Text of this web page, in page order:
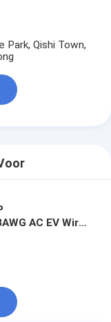
Park, Qishi Town,
AC EV Wire